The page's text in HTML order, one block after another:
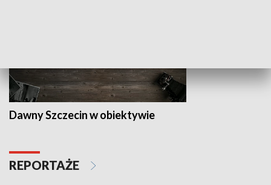
Dawny Szczecin w obiektywie
REPORTAŻE